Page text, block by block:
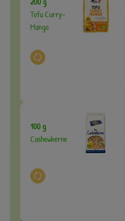
Tofu Curry-
Mango
Auswahl ändern
100 g
Cashewkerne
Auswahl ändern